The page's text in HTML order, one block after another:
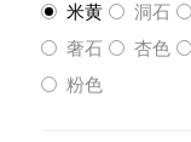
米黄
洞石
奢石
杏色
粉色